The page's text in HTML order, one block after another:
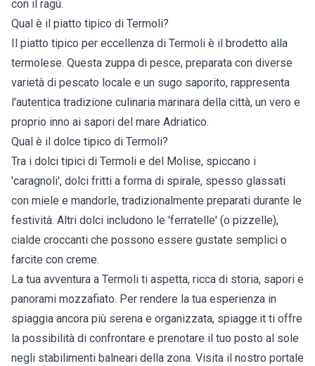
con il ragù.
Qual è il piatto tipico di Termoli?
Il piatto tipico per eccellenza di Termoli è il brodetto alla
termolese. Questa zuppa di pesce, preparata con diverse
varietà di pescato locale e un sugo saporito, rappresenta
l'autentica tradizione culinaria marinara della città, un vero e
proprio inno ai sapori del mare Adriatico.
Qual è il dolce tipico di Termoli?
Tra i dolci tipici di Termoli e del Molise, spiccano i
'caragnoli', dolci fritti a forma di spirale, spesso glassati
con miele e mandorle, tradizionalmente preparati durante le
festività. Altri dolci includono le 'ferratelle' (o pizzelle),
cialde croccanti che possono essere gustate semplici o
farcite con creme.
La tua avventura a Termoli ti aspetta, ricca di storia, sapori e
panorami mozzafiato. Per rendere la tua esperienza in
spiaggia ancora più serena e organizzata, spiagge.it ti offre
la possibilità di confrontare e prenotare il tuo posto al sole
negli stabilimenti balneari della zona. Visita il nostro portale